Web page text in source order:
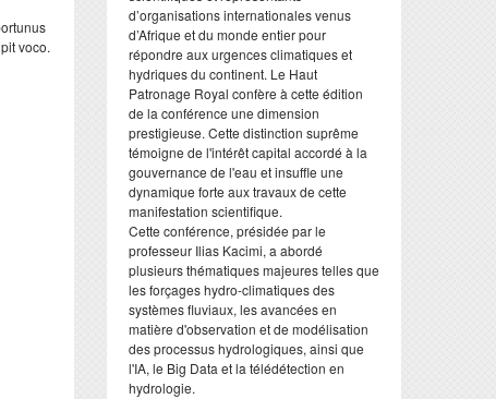
voco.
d’organisations internationales venus
d’Afrique et du monde entier pour
répondre aux urgences climatiques et
hydriques du continent. Le Haut
Patronage Royal confère à cette édition
de la conférence une dimension
prestigieuse. Cette distinction suprême
témoigne de l'intérêt capital accordé à la
gouvernance de l'eau et insuffle une
dynamique forte aux travaux de cette
manifestation scientifique.
​Cette conférence, présidée par le
professeur Ilias Kacimi, a abordé
plusieurs thématiques majeures telles que
les forçages hydro-climatiques des
systèmes fluviaux, les avancées en
matière d'observation et de modélisation
des processus hydrologiques, ainsi que
l'IA, le Big Data et la télédétection en
hydrologie.